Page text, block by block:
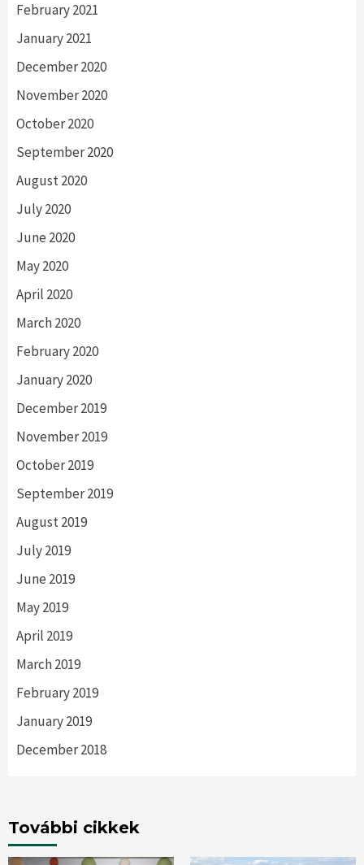
February 2021
January 2021
December 2020
November 2020
October 2020
September 2020
August 2020
July 2020
June 2020
May 2020
April 2020
March 2020
February 2020
January 2020
December 2019
November 2019
October 2019
September 2019
August 2019
July 2019
June 2019
May 2019
April 2019
March 2019
February 2019
January 2019
December 2018
További cikkek